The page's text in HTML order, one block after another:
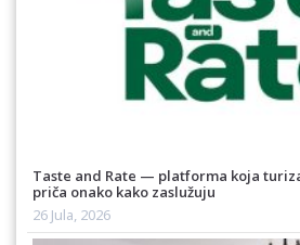
Taste and Rate — platforma koja
priča onako kako zaslužuju
26 Jula, 2026